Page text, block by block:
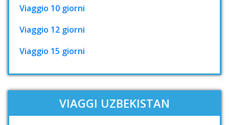
Viaggio 10 giorni
Viaggio 12 giorni
Viaggio 15 giorni
VIAGGI UZBEKISTAN